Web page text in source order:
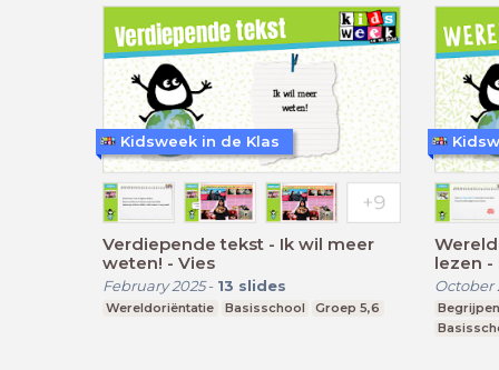
Verdiepende tekst - Ik wil meer
weten! - Vies
February 2025- 13 slides
Wereldoriëntatie Basisschool Groep 5,6
Kidsweek in de Klas
October